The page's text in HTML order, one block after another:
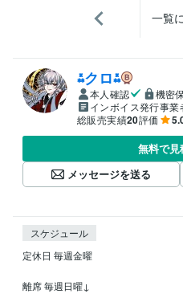
一覧
⁂クロ⁂
本人確認
機密
インボイス発行事業
総販売実績20評価
無料で
メッセージを送る
スケジュール
定休日 毎週金曜
離席 毎週日曜↓